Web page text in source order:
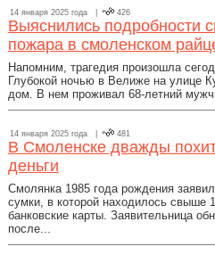
14 января 2025 года | 426
Выяснились подробности
пожара в смоленском
Напомним, трагедия произошла
Глубокой ночью в Велиже на улице
дом. В нем проживал 68-летний
14 января 2025 года | 481
В Смоленске дважды
деньги
Смолянка 1985 года рождения
сумки, в которой находилось свыше
банковские карты. Заявительница
после...